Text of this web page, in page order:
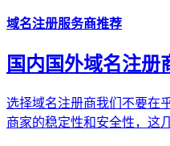
域名注册服务商推荐
国内国外域名注册
选择域名注册商我们不要在
商家的稳定性和安全性，这